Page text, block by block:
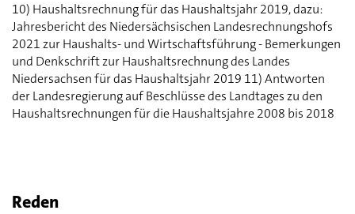
10) Haushaltsrechnung für das Haushaltsjahr 2019, dazu:
Jahresbericht des Niedersächsischen Landesrechnungshofs
2021 zur Haushalts- und Wirtschaftsführung - Bemerkungen
und Denkschrift zur Haushaltsrechnung des Landes
Niedersachsen für das Haushaltsjahr 2019 11) Antworten
der Landesregierung auf Beschlüsse des Landtages zu den
Haushaltsrechnungen für die Haushaltsjahre 2008 bis 2018
Reden